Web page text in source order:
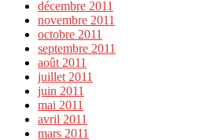
décembre 2011
novembre 2011
octobre 2011
septembre 2011
août 2011
juillet 2011
juin 2011
mai 2011
avril 2011
mars 2011